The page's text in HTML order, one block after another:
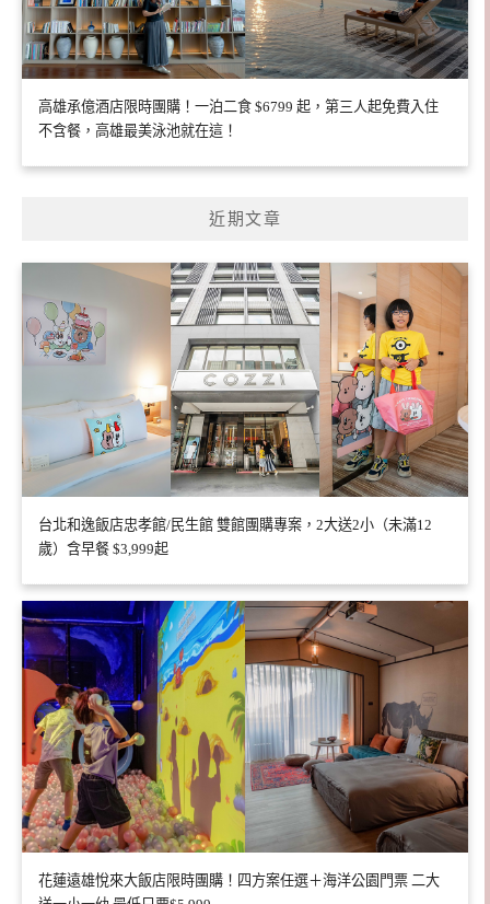
高雄承億酒店限時團購！一泊二食 $6799 起，第三人起免費入住
不含餐，高雄最美泳池就在這！
近期文章
台北和逸飯店忠孝館/民生館 雙館團購專案，2大送2小（未滿12
歲）含早餐 $3,999起
花蓮遠雄悅來大飯店限時團購！四方案任選＋海洋公園門票 二大